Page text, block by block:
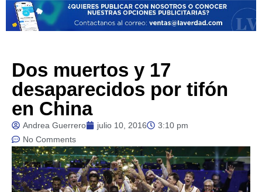
Dos muertos y 17
desaparecidos por tifón
en China
Andrea Guerrero julio 10, 2016
3:10 pm
No Comments